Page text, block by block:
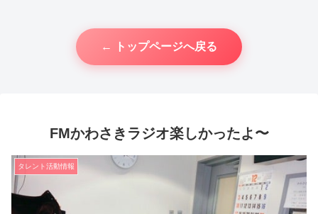
← トップページへ戻る
FMかわさきラジオ楽しかったよ〜
タレント活動情報